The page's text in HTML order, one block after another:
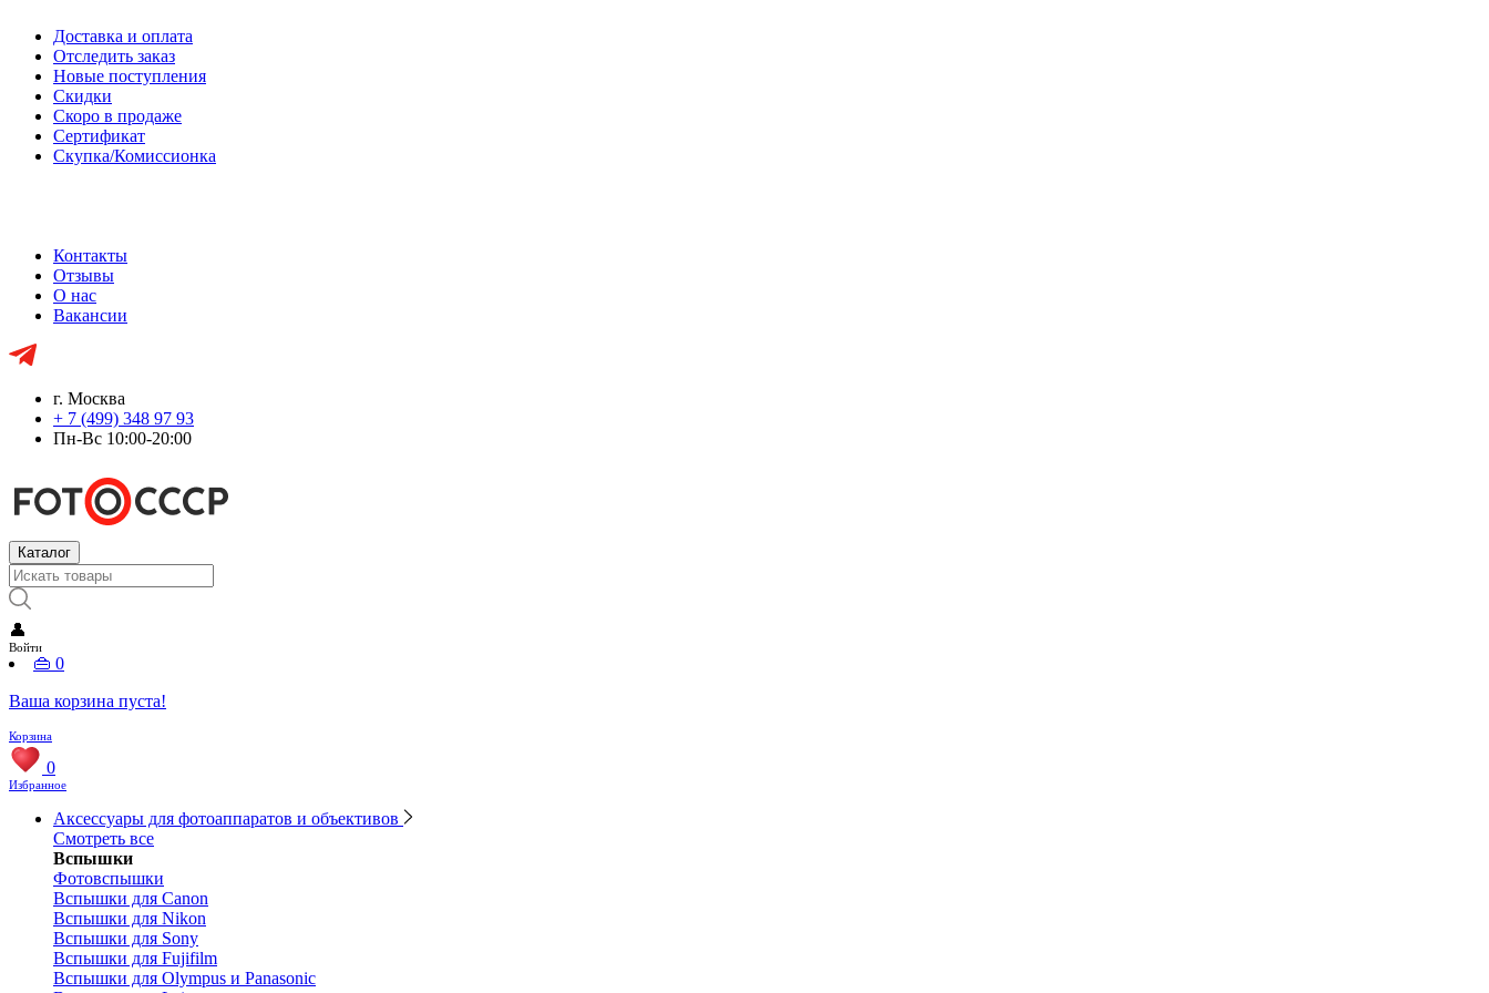
Доставка и оплата
Отследить заказ
Новые поступления
Скидки
Скоро в продаже
Сертификат
Скупка/Комиссионка
Контакты
Отзывы
О нас
Вакансии
г. Москва
+ 7 (499) 348 97 93
Пн-Вс 10:00-20:00
Каталог
👤
Войти
👜 0
Ваша корзина пуста!
Корзина
0
Избранное
Аксессуары для фотоаппаратов и объективов
Смотреть все
Вспышки
Фотовспышки
Вспышки для Canon
Вспышки для Nikon
Вспышки для Sony
Вспышки для Fujifilm
Вспышки для Olympus и Panasonic